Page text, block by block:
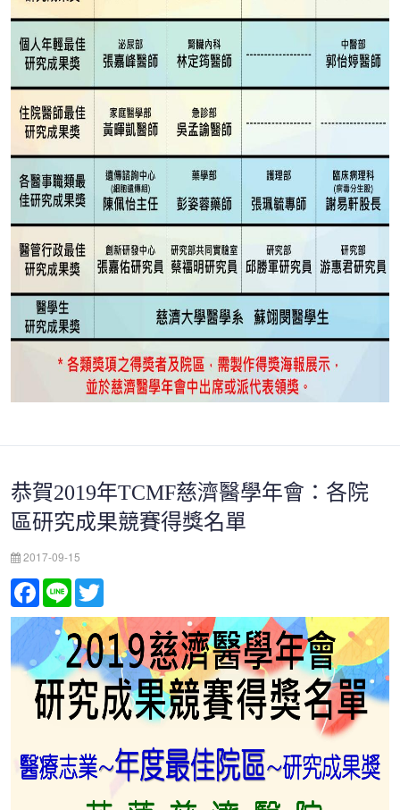
恭賀2019年TCMF慈濟醫學年會：各院
區研究成果競賽得獎名單
2017-09-15
Facebook
Line